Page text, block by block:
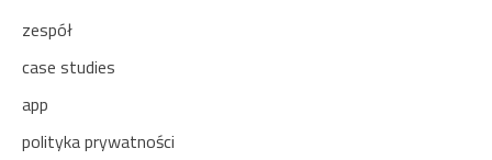
zespół
case studies
app
polityka prywatności